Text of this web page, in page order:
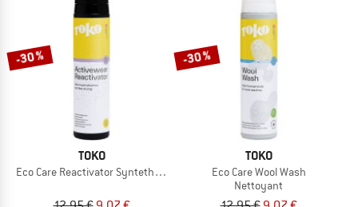
-30 %
TOKO
Eco Care Reactivator Syntethic Base Layer
-30 %
TOKO
Eco Care Wool Wash
Nettoyant